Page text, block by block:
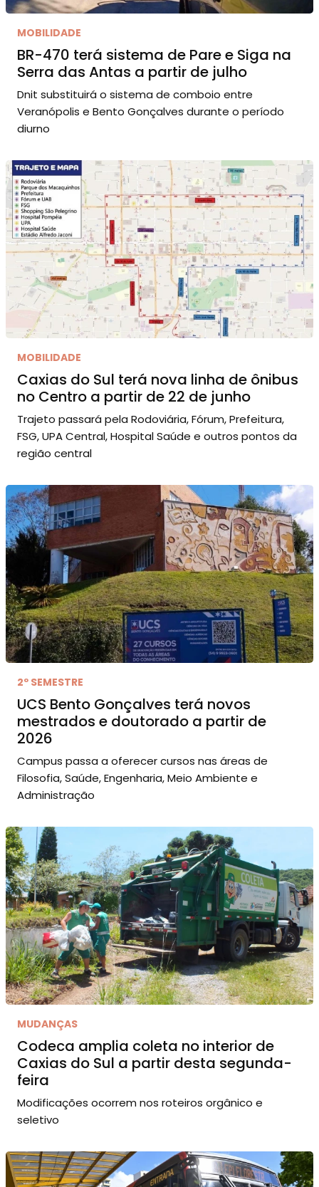
MOBILIDADE
BR-470 terá sistema de Pare e Siga na
Serra das Antas a partir de julho
Dnit substituirá o sistema de comboio entre
Veranópolis e Bento Gonçalves durante o período
diurno
MOBILIDADE
Caxias do Sul terá nova linha de ônibus
no Centro a partir de 22 de junho
Trajeto passará pela Rodoviária, Fórum, Prefeitura,
FSG, UPA Central, Hospital Saúde e outros pontos da
região central
2º SEMESTRE
UCS Bento Gonçalves terá novos
mestrados e doutorado a partir de
2026
Campus passa a oferecer cursos nas áreas de
Filosofia, Saúde, Engenharia, Meio Ambiente e
Administração
MUDANÇAS
Codeca amplia coleta no interior de
Caxias do Sul a partir desta segunda-
feira
Modificações ocorrem nos roteiros orgânico e
seletivo